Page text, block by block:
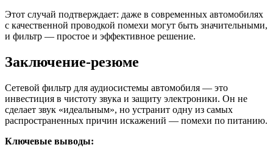
Этот случай подтверждает: даже в современных автомобилях
с качественной проводкой помехи могут быть значительными,
и фильтр — простое и эффективное решение.
Заключение-резюме
Сетевой фильтр для аудиосистемы автомобиля — это
инвестиция в чистоту звука и защиту электроники. Он не
сделает звук «идеальным», но устранит одну из самых
распространенных причин искажений — помехи по питанию.
Ключевые выводы: